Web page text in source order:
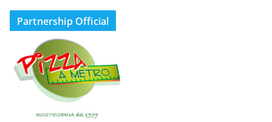
Partnership Official